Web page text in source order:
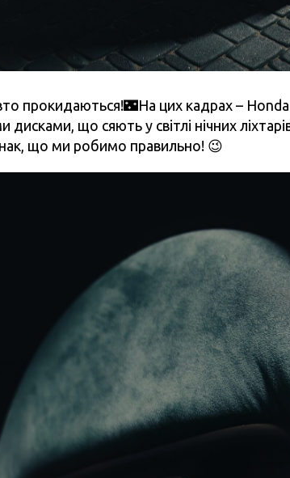
прокидаються!🌃На цих кадрах –
що сяють у світлі нічних
що ми робимо правильно! 😉